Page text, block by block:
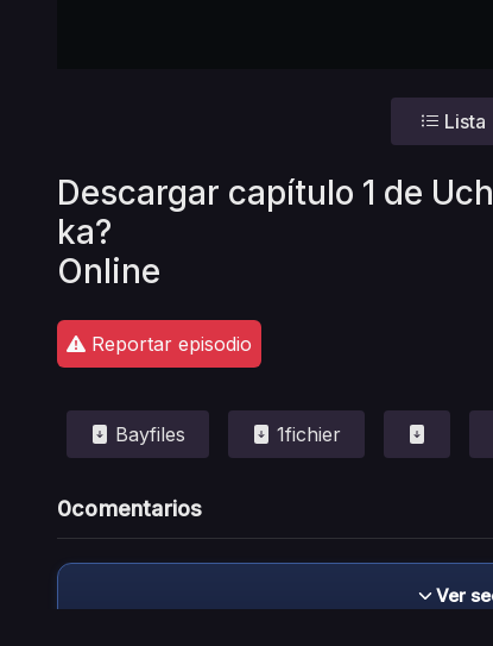
Lista
Descargar capítulo 1 de
ka?
Online
Reportar episodio
Bayfiles 1fichier
0comentarios
Ver